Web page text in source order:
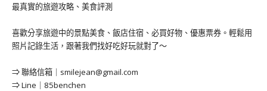
最真實的旅遊攻略、美食評測
喜歡分享旅遊中的景點美食、飯店住宿、必買好物、優惠票券。輕鬆用
照片記錄生活，跟著我們找好吃好玩就對了～
⇒ 聯絡信箱｜ smilejean@gmail.com
⇒ Line｜85benchen